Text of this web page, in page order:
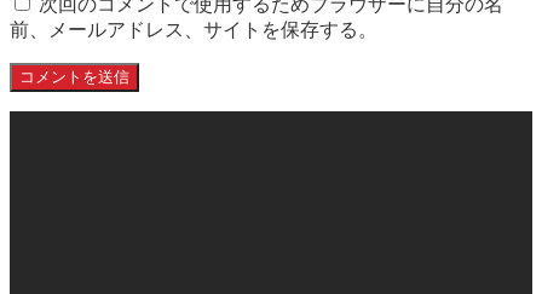
前、メールアドレス、サイトを保存する。